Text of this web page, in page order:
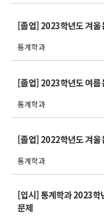
[졸업] 2023학년도 겨울
통계학과
[졸업] 2023학년도 여름
통계학과
[졸업] 2022학년도 겨울
통계학과
[입시] 통계학과 2023학
문제